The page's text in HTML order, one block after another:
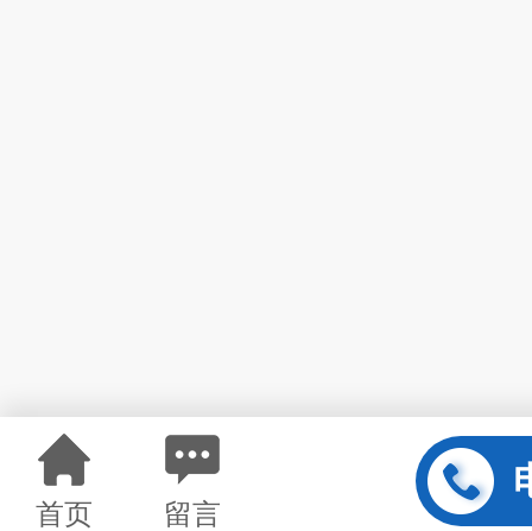
首页 留言